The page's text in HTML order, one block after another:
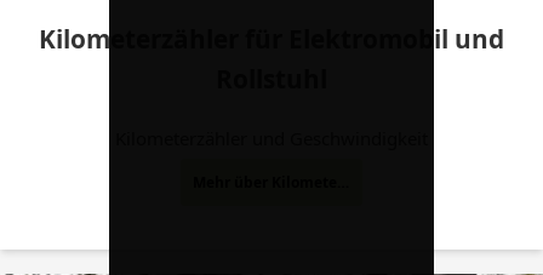
Kilometerzähler für Elektromobil und